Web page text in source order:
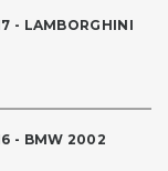
- LAMBORGHINI
- BMW 2002